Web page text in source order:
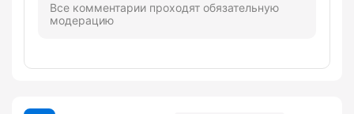
Все комментарии проходят обязательную
модерацию